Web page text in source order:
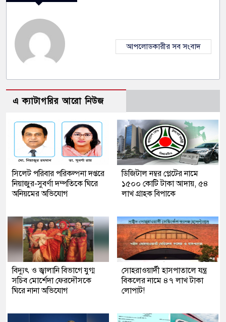
আপলোডকারীর সব সংবাদ
এ ক্যাটাগরির আরো নিউজ
সিলেট পরিবার পরিকল্পনা দপ্তরে
নিয়াজুর-সুবর্ণা দম্পতিকে ঘিরে
অনিয়মের অভিযোগ
ডিজিটাল নম্বর প্লেটের নামে
১৫০০ কোটি টাকা আদায়, ৫৪
লাখ গ্রাহক বিপাকে
বিদ্যুৎ ও জ্বালানি বিভাগে যুগ্ম
সচিব মোর্শেদা ফেরদৌসকে
ঘিরে নানা অভিযোগ
সোহরাওয়ার্দী হাসপাতালে যন্ত্র
বিকলের নামে ৪৭ লাখ টাকা
লোপাট!